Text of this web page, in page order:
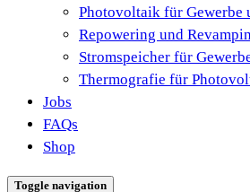
Photovoltaik für Gewerbe
Repowering und
Stromspeicher für
Thermografie für
Jobs
FAQs
Shop
Toggle navigation